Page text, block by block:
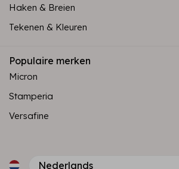
Haken & Breien
Tekenen & Kleuren
Populaire merken
Micron
Stamperia
Versafine